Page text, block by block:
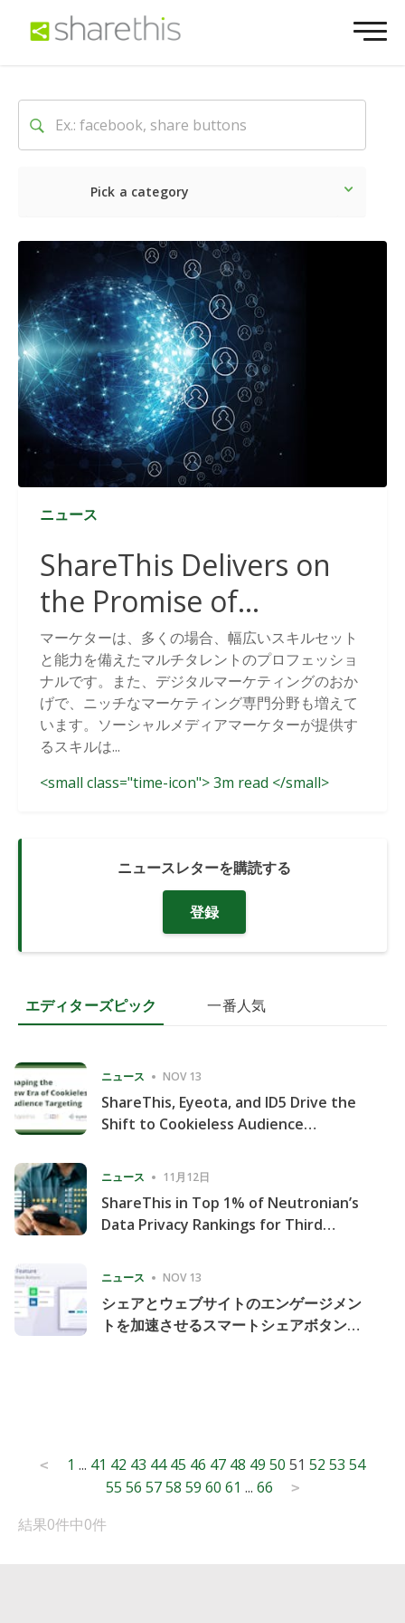
Pick a category
最新 ソーシャル マーケ
ニュース
ShareThis Delivers on
the Promise of
Cookieless Data
Solutions
マーケターは、多くの場合、幅広いスキルセット
と能力を備えたマルチタレントのプロフェッショ
ナルです。また、デジタルマーケティングのおか
げで、ニッチなマーケティング専門分野も増えて
います。ソーシャルメディアマーケターが提供す
るスキルは...
<small class="time-icon"> 3m read </small>
ニュースレターを購読する
登録
エディターズピック 一番人気
ニュース NOV 13
ShareThis, Eyeota, and ID5 Drive the
Shift to Cookieless Audience
ニュース 11月12日
ShareThis in Top 1% of Neutronian’s
Data Privacy Rankings for Third
ニュース NOV 13
シェアとウェブサイトのエンゲージメン
トを加速させるスマートシェアボタンの
Posts
pagination
< 1 ... 41 42 43 44 45 46 47 48 49 50 51 52 53 54
55 56 57 58 59 60 61 ... 66 >
結果0件中0件